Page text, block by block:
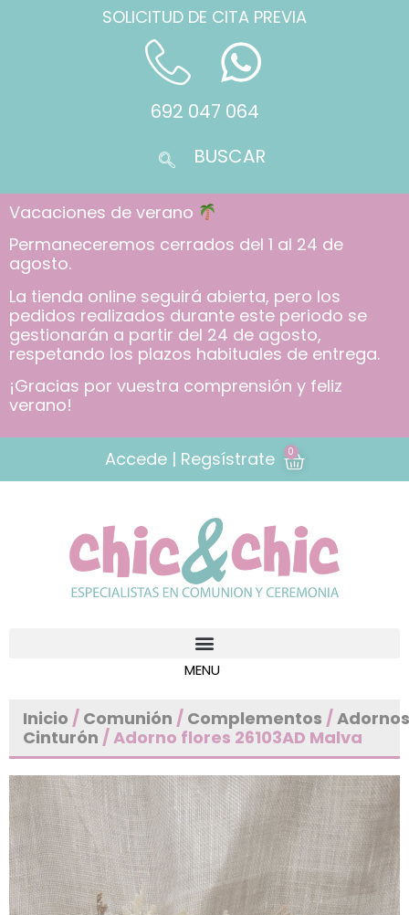
SOLICITUD DE CITA PREVIA
692 047 064
Vacaciones de verano
Permaneceremos cerrados del 1 al 24 de
agosto.
La tienda online seguirá abierta, pero los
pedidos realizados durante este periodo se
gestionarán a partir del 24 de agosto,
respetando los plazos habituales de entrega.
¡Gracias por vuestra comprensión y feliz
verano!
Accede | Regsístrate 0
Inicio / Comunión / Complementos /Adornos
Cinturón / Adorno flores 26103AD Malva